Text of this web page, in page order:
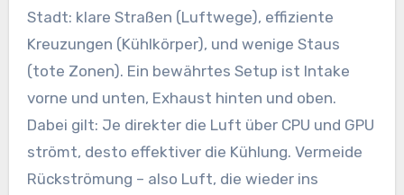
Stadt: klare Straßen (Luftwege), effiziente
Kreuzungen (Kühlkörper), und wenige Staus
(tote Zonen). Ein bewährtes Setup ist Intake
vorne und unten, Exhaust hinten und oben.
Dabei gilt: Je direkter die Luft über CPU und GPU
strömt, desto effektiver die Kühlung. Vermeide
Rückströmung – also Luft, die wieder ins